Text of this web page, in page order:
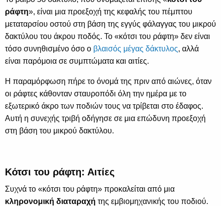
ράφτη», είναι μια προεξοχή της κεφαλής του πέμπτου
μεταταρσίου οστού στη βάση της εγγύς φάλαγγας του μικρού
δακτύλου του άκρου ποδός. Το «κότσι του ράφτη» δεν είναι
τόσο συνηθισμένο όσο ο βλαισός μέγας δάκτυλος, αλλά
είναι παρόμοια σε συμπτώματα και αιτίες.
Η παραμόρφωση πήρε το όνομά της πριν από αιώνες, όταν
οι ράφτες κάθονταν σταυροπόδι όλη την ημέρα με το
εξωτερικό άκρο των ποδιών τους να τρίβεται στο έδαφος.
Αυτή η συνεχής τριβή οδήγησε σε μια επώδυνη προεξοχή
στη βάση του μικρού δακτύλου.
Κότσι του ράφτη: Αιτίες
Συχνά το «κότσι του ράφτη» προκαλείται από μια
κληρονομική διαταραχή της εμβιομηχανικής του ποδιού.